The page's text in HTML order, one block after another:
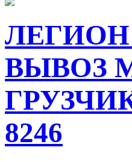
ЛЕГИОН
ВЫВОЗ
8246